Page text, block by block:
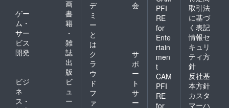
画
ゲー
ム・
サー
ビス
開発
書
籍
・
雑
誌
出
版
ビジ
ネ
ス・
ビ
ュ
ー
デ
ミ
ー
と
は
会
ク
ラ
ウ
ド
フ
ァ
サ
ポ
ー
ト
サ
ー
PFI
RE
for
Ente
rtain
men
t
CAM
PFI
RE
for
取引法
に基づ
く表記
情報セ
キュリ
ティ方
針
反社基
本方針
カスタ
マーハ